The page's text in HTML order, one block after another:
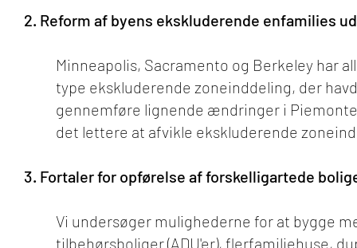
2. Reform af byens ekskluderende enfamilies
Minneapolis, Sacramento og Berkeley har
type ekskluderende zoneinddeling, der
gennemføre lignende ændringer i
det lettere at afvikle ekskluderende
3. Fortaler for opførelse af forskelligartede
Vi undersøger mulighederne for at bygge
tilbehørsboliger (ADU'er), flerfamiliehuse,